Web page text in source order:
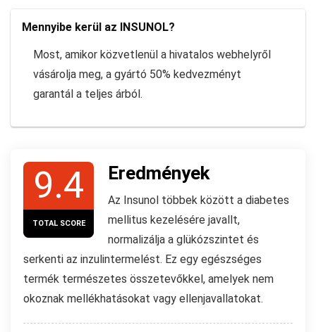
Mennyibe kerül az INSUNOL?
Most, amikor közvetlenül a hivatalos webhelyről
vásárolja meg, a gyártó 50% kedvezményt
garantál a teljes árból.
9.4
TOTAL SCORE
Eredmények
Az Insunol többek között a diabetes
mellitus kezelésére javallt,
normalizálja a glükózszintet és
serkenti az inzulintermelést. Ez egy egészséges
termék természetes összetevőkkel, amelyek nem
okoznak mellékhatásokat vagy ellenjavallatokat.